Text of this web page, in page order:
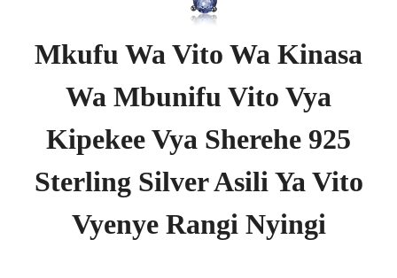
Mkufu Wa Vito Wa Kinasa
Wa Mbunifu Vito Vya
Kipekee Vya Sherehe 925
Sterling Silver Asili Ya Vito
Vyenye Rangi Nyingi